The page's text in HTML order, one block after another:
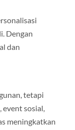
Dengan
dan
tetapi
event sosial,
meningkatkan